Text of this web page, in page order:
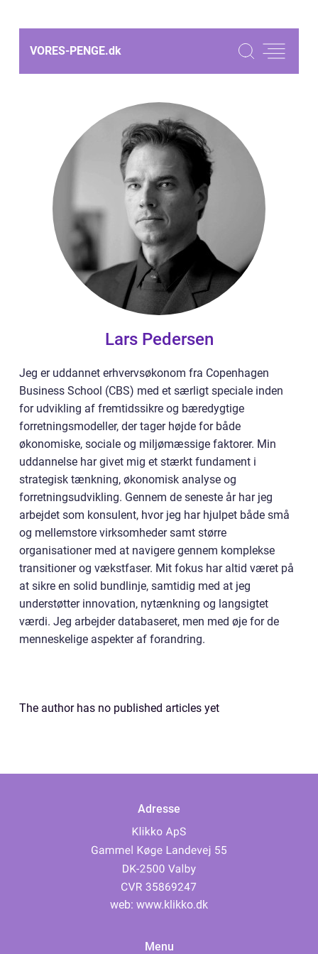
VORES-PENGE.dk
Lars Pedersen
Jeg er uddannet erhvervsøkonom fra Copenhagen
Business School (CBS) med et særligt speciale inden
for udvikling af fremtidssikre og bæredygtige
forretningsmodeller, der tager højde for både
økonomiske, sociale og miljømæssige faktorer. Min
uddannelse har givet mig et stærkt fundament i
strategisk tænkning, økonomisk analyse og
forretningsudvikling. Gennem de seneste år har jeg
arbejdet som konsulent, hvor jeg har hjulpet både små
og mellemstore virksomheder samt større
organisationer med at navigere gennem komplekse
transitioner og vækstfaser. Mit fokus har altid været på
at sikre en solid bundlinje, samtidig med at jeg
understøtter innovation, nytænkning og langsigtet
værdi. Jeg arbejder databaseret, men med øje for de
menneskelige aspekter af forandring.
The author has no published articles yet
Adresse
web: www.klikko.dk
Menu